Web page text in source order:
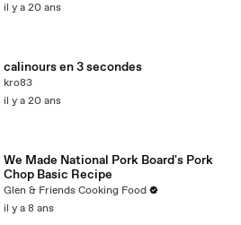
il y a 20 ans
calinours en 3 secondes
kro83
il y a 20 ans
We Made National Pork Board's Pork
Chop Basic Recipe
Glen & Friends Cooking Food
il y a 8 ans